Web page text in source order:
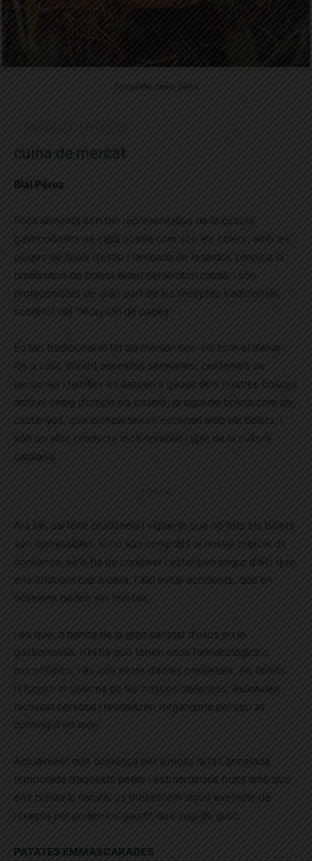
Fotografia Javier Sardá
cuina de mercat
Blai Pérez
Pocs aliments són tan representatius de la cultura
gastronòmica de casa nostra com són els bolets, amb les
pluges de finals d’estiu i l’arribada de la tardor, propicia la
proliferació de bolets arreu del territori català, i són
protagonistes de gran part de les receptes tradicionals,
sobretot del “receptari de pagès”.
És tan tradicional el fet de menjar-nos-els com el d’anar-
los a collir, durant aquestes setmanes, centenars de
persones i famílies es llancen a gaudir dels nostres boscos
amb el desig d’omplir els cistells, ja sigui de bolets com de
castanyes, que comparteixen escenari amb els bolets, i
són un altre producte molt apreciat i típic de la cultura
catalana.
Ara bé, cal tenir prudència i vigilar, ja que no tots els bolets
són comestibles, si no són comprats al nostre mercat de
confiança, se’ls ha de conèixer i estar ben segur d’allò que
ens enduem cap a casa, i així evitar accidents, que en
ocasions poden ser mortals.
I és que, a banda de la gran varietat d’usos en la
gastronomia, n’hi ha que tenen usos farmacològics o
psicotròpics, i és que entre d’altres propietats, els bolets
reforcen el sistema de les nostres defenses, estimulen
l’activitat cerebral i revitalitzen l’organisme pel seu alt
contingut en iode.
Actualment que comença per a molts la tan anhelada
temporada d’aquests petits i extraordinaris fruits amb que
ens brinda la natura, us presentem algun exemple de
recepta per poder-los gaudir, que vagi de gust.
PATATES EMMASCARADES